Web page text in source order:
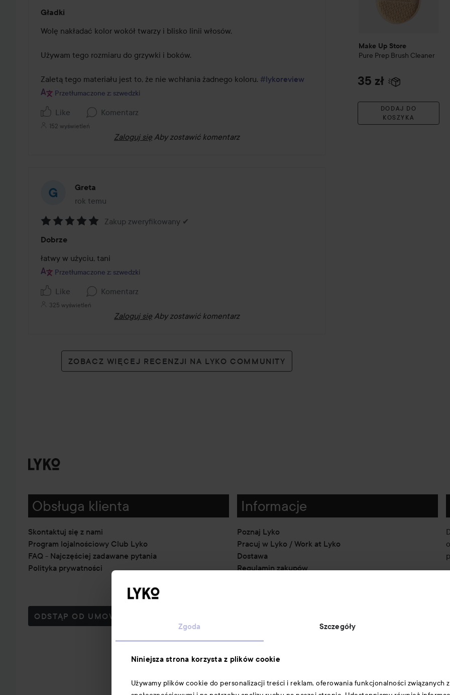
Zgoda Szczegóły
Niniejsza strona korzysta z plików cookie
Używamy plików cookie do personalizacji treści i reklam, oferowania funkcjonalności związanych
5
z
Gładki
Wolę nakładać kolor wokół twarzy i blisko linii włosów.
Używam tego rozmiaru do grzywki i boków.
Zaletą tego materiału jest to, że nie wchłania żadnego koloru. #lykoreview
Przetłumaczone z: szwedzki
Like Komentarz
152 wyświetleń
Zaloguj się Aby zostawić komentarz
Greta
rok temu
Post został utworzony rok temu
5
z
5
Zakup zweryfikowany ✔
Dobrze
łatwy w użyciu, tani
Przetłumaczone z: szwedzki
Like Komentarz
325 wyświetleń
Zaloguj się Aby zostawić komentarz
ZOBACZ WIĘCEJ RECENZJI NA LYKO COMMUNITY
Make Up Store
Pure Prep Brush Cleaner
35 zł
DODAJ DO
KOSZYKA
Obsługa klienta
Skontaktuj się z nami
Program lojalnościowy Club Lyko
FAQ - Najczęściej zadawane pytania
Polityka prywatności
ODSTĄP OD UMOWY TUTAJ
Informacje
Poznaj Lyko
Pracuj w Lyko / Work at Lyko
Dostawa
Regulamin zakupów
Metody płatności: